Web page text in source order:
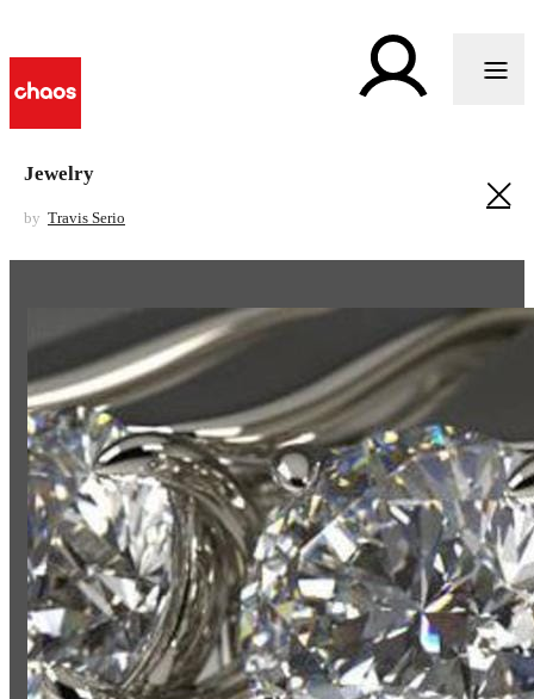
Jewelry
by Travis Serio